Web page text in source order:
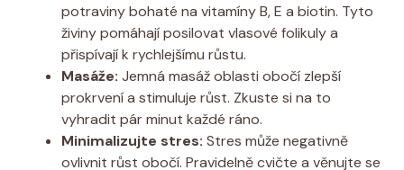
potraviny bohaté na vitamíny B, E a biotin. Tyto
živiny pomáhají posilovat vlasové folikuly a
přispívají k rychlejšímu růstu.
Masáže: Jemná masáž oblasti obočí zlepší
prokrvení a stimuluje růst. Zkuste si na to
vyhradit pár minut každé ráno.
Minimalizujte stres: Stres může negativně
ovlivnit růst obočí. Pravidelně cvičte a věnujte se